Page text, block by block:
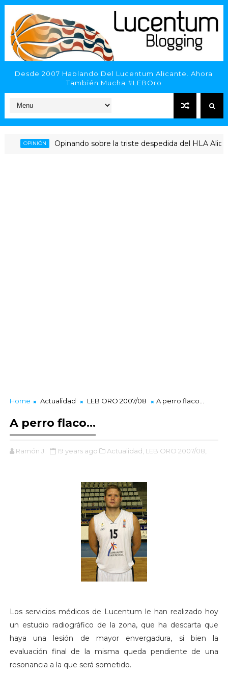
Desde 2007 Hablando Del Lucentum Alicante. Ahora
También Mucha #LEBOro
OPINIÓN Opinando sobre la triste despedida del HLA Alicante
Home Actualidad LEB ORO 2007/08 A perro flaco...
A perro flaco...
Ramón J. 19 years ago Actualidad, LEB ORO 2007/08,
Los servicios médicos de Lucentum le han realizado hoy
un estudio radiográfico de la zona, que ha descarta que
haya una lesión de mayor envergadura, si bien la
evaluación final de la misma queda pendiente de una
resonancia a la que será sometido.